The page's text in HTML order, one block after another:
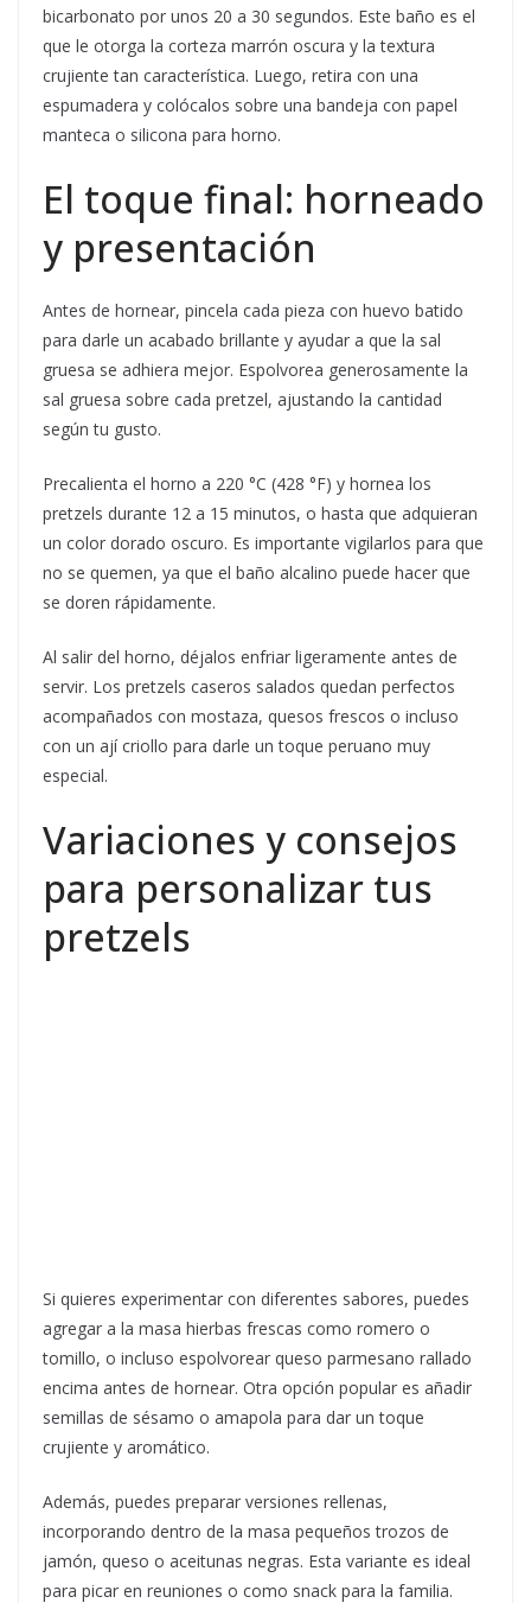
bicarbonato por unos 20 a 30 segundos. Este baño es el
que le otorga la corteza marrón oscura y la textura
crujiente tan característica. Luego, retira con una
espumadera y colócalos sobre una bandeja con papel
manteca o silicona para horno.
El toque final: horneado
y presentación
Antes de hornear, pincela cada pieza con huevo batido
para darle un acabado brillante y ayudar a que la sal
gruesa se adhiera mejor. Espolvorea generosamente la
sal gruesa sobre cada pretzel, ajustando la cantidad
según tu gusto.
Precalienta el horno a 220 °C (428 °F) y hornea los
pretzels durante 12 a 15 minutos, o hasta que adquieran
un color dorado oscuro. Es importante vigilarlos para que
no se quemen, ya que el baño alcalino puede hacer que
se doren rápidamente.
Al salir del horno, déjalos enfriar ligeramente antes de
servir. Los pretzels caseros salados quedan perfectos
acompañados con mostaza, quesos frescos o incluso
con un ají criollo para darle un toque peruano muy
especial.
Variaciones y consejos
para personalizar tus
pretzels
Si quieres experimentar con diferentes sabores, puedes
agregar a la masa hierbas frescas como romero o
tomillo, o incluso espolvorear queso parmesano rallado
encima antes de hornear. Otra opción popular es añadir
semillas de sésamo o amapola para dar un toque
crujiente y aromático.
Además, puedes preparar versiones rellenas,
incorporando dentro de la masa pequeños trozos de
jamón, queso o aceitunas negras. Esta variante es ideal
para picar en reuniones o como snack para la familia.